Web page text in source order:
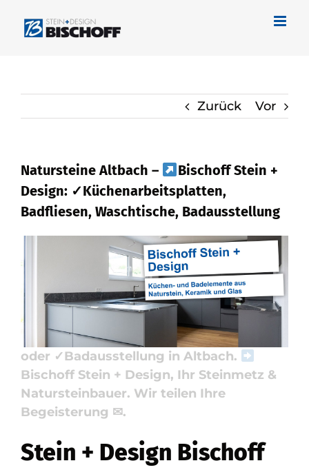
Inhalt
Zurück Vor
Natursteine Altbach –
Bischoff Stein +
Design: ✓Küchenarbeitsplatten,
Badfliesen, Waschtische, Badausstellung
Erfahren Sie über Naturstein in Altbach
bei
Bischoff Stein + Design oder
✓Küchenarbeitsplatte, Waschtische,
Badfliese, Badausstellung. Ihre Suche
endet hier: ✓Küchenarbeitsplatte,
✓Badfliese, ✓Naturstein, ✓Waschtische
oder ✓Badausstellung in Altbach.
Bischoff Stein + Design, Ihr Steinmetz &
Natursteinbauer. Wir teilen Ihre
Begeisterung ✉.
Stein + Design Bischoff